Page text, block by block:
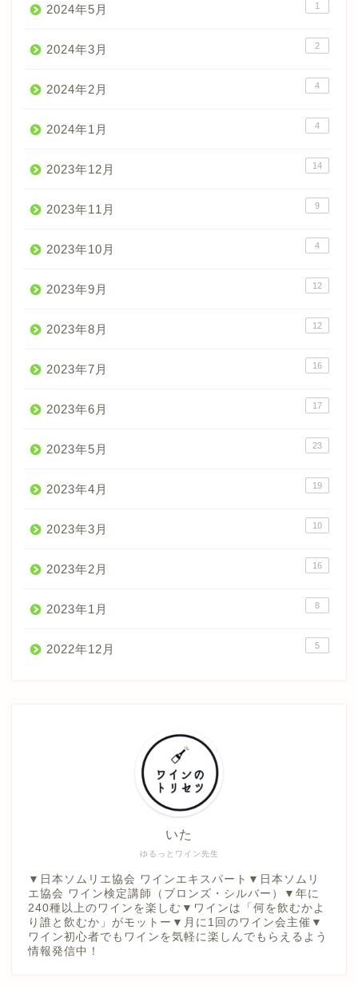
2024年5月 1
2024年3月 2
2024年2月 4
2024年1月 4
2023年12月 14
2023年11月 9
2023年10月 4
2023年9月 12
2023年8月 12
2023年7月 16
2023年6月 17
2023年5月 23
2023年4月 19
2023年3月 10
2023年2月 16
2023年1月 8
2022年12月 5
ゆるっとワイン先生
いた
▼日本ソムリエ協会 ワインエキスパート▼日本ソムリ
エ協会 ワイン検定講師（ブロンズ・シルバー）▼年に
240種以上のワインを楽しむ▼ワインは「何を飲むかよ
り誰と飲むか」がモットー▼月に1回のワイン会主催▼
ワイン初心者でもワインを気軽に楽しんでもらえるよう
情報発信中！